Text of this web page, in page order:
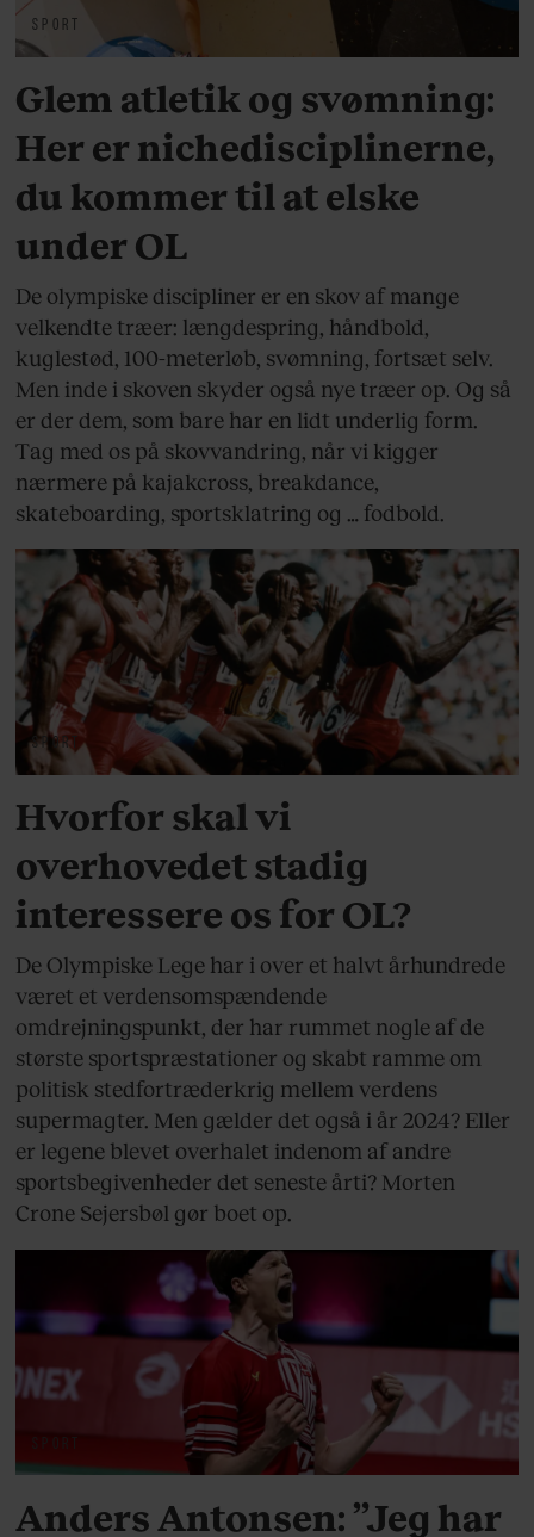
SPORT
Glem atletik og svømning:
Her er nichedisciplinerne,
du kommer til at elske
under OL
De olympiske discipliner er en skov af mange
velkendte træer: længdespring, håndbold,
kuglestød, 100-meterløb, svømning, fortsæt selv.
Men inde i skoven skyder også nye træer op. Og så
er der dem, som bare har en lidt underlig form.
Tag med os på skovvandring, når vi kigger
nærmere på kajakcross, breakdance,
skateboarding, sportsklatring og … fodbold.
SPORT
Hvorfor skal vi
overhovedet stadig
interessere os for OL?
De Olympiske Lege har i over et halvt århundrede
været et verdensomspændende
omdrejningspunkt, der har rummet nogle af de
største sportspræstationer og skabt ramme om
politisk stedfortræderkrig mellem verdens
supermagter. Men gælder det også i år 2024? Eller
er legene blevet overhalet indenom af andre
sportsbegivenheder det seneste årti? Morten
Crone Sejersbøl gør boet op.
Anders Antonsen: ”Jeg har